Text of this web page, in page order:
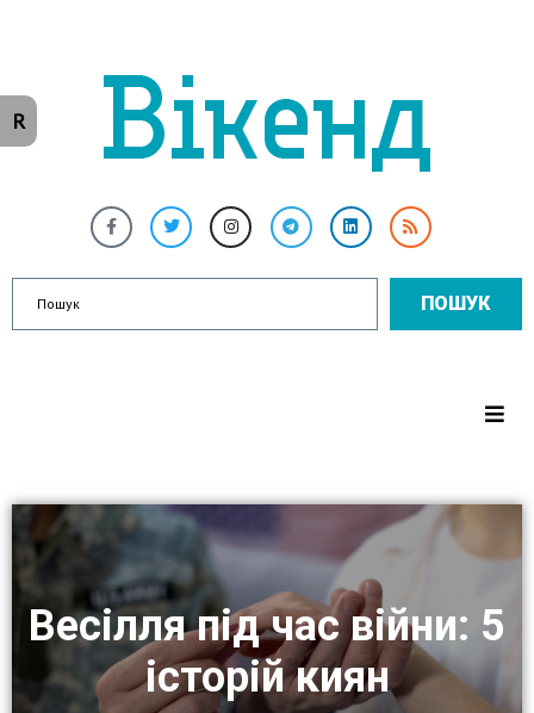
ПОШУК
Весілля під час війни: 5
історій киян
R